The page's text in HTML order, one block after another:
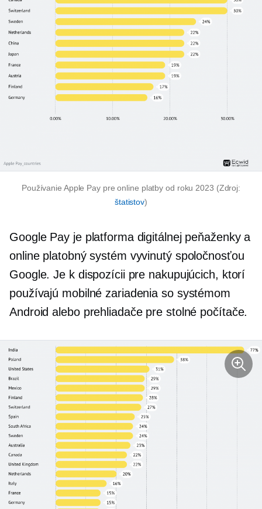
Používanie Apple Pay pre online platby od roku 2023 (Zdroj:
štatistov)
Google Pay je platforma digitálnej peňaženky a
online platobný systém vyvinutý spoločnosťou
Google. Je k dispozícii pre nakupujúcich, ktorí
používajú mobilné zariadenia so systémom
Android alebo prehliadače pre stolné počítače.